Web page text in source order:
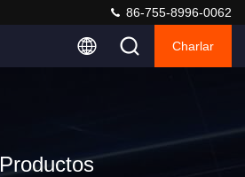
86-755-8996-0062
Charlar
Productos